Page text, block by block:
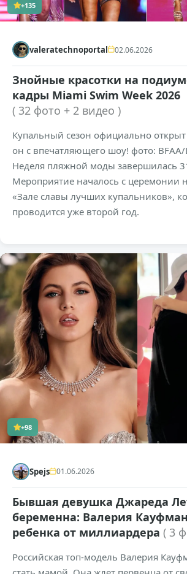
+135
valeratechnoportal 02.06.2026
Знойные красотки на
кадры Miami Swim Week 2026
( 32 фото + 2 видео )
Купальный сезон официально
он с впечатляющего шоу! фото:
Неделя пляжной моды завершилась
Мероприятие началось с церемонии
«Зале славы лучших купальников»,
проводится уже второй год.
+98
Spejs 01.06.2026
Бывшая девушка Джареда
беременна: Валерия
ребенка от миллиардера ( 3
Российская топ-модель Валерия